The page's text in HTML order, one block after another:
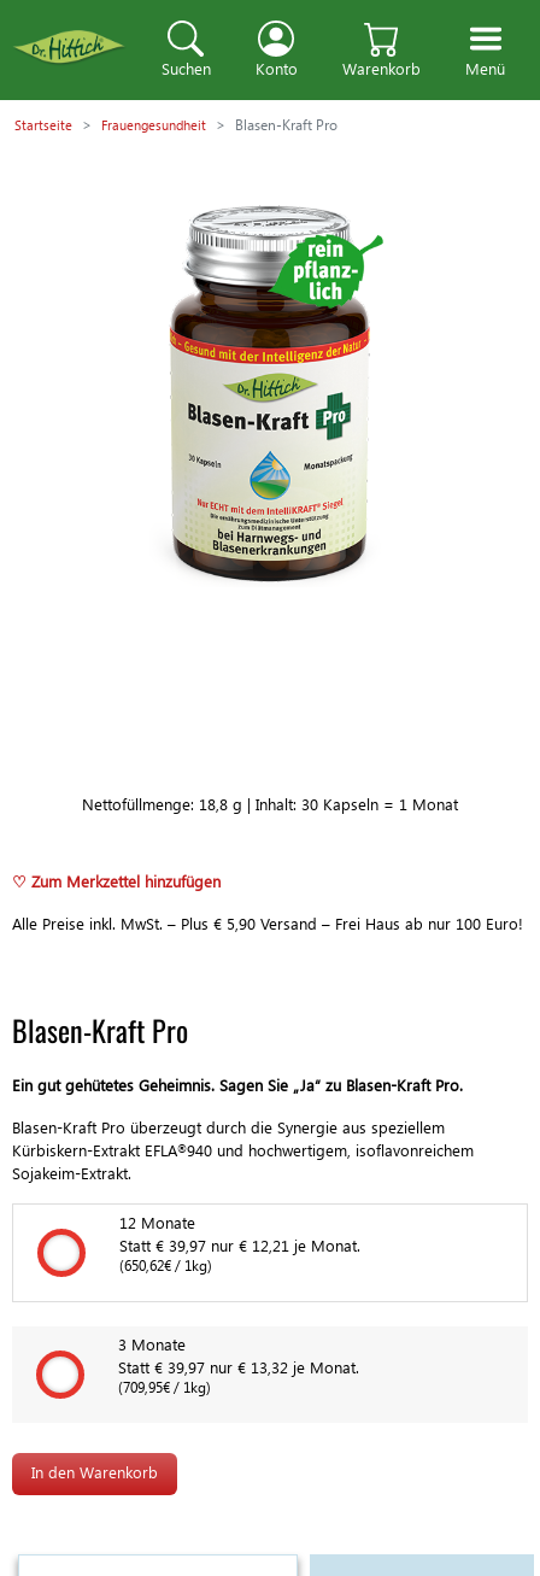
Suchen Konto Warenkorb Menü
Startseite Frauengesundheit Blasen-Kraft Pro
Nettofüllmenge: 18,8 g | Inhalt: 30 Kapseln = 1 Monat
♡ Zum Merkzettel hinzufügen
Alle Preise inkl. MwSt. – Plus € 5,90 Versand – Frei Haus ab nur 100 Euro!
Blasen-Kraft Pro
Ein gut gehütetes Geheimnis. Sagen Sie „Ja“ zu Blasen-Kraft Pro.
Blasen-Kraft Pro überzeugt durch die Synergie aus speziellem
Kürbiskern-Extrakt EFLA®940 und hochwertigem, isoflavonreichem
Sojakeim-Extrakt.
12 Monate
12 Monate
Statt € 39,97 nur € 12,21 je Monat.
(650,62€ / 1kg)
3 Monate
3 Monate
Statt € 39,97 nur € 13,32 je Monat.
(709,95€ / 1kg)